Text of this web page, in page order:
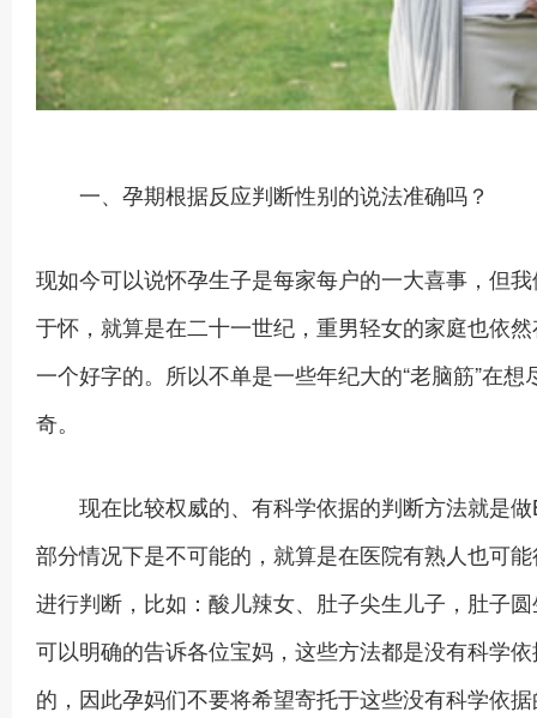
一、孕期根据反应判断性别的说法准确吗？
现如今可以说怀孕生子是每家每户的一大喜事，但
于怀，就算是在二十一世纪，重男轻女的家庭也依
一个好字的。所以不单是一些年纪大的“老脑筋”在
奇。
现在比较权威的、有科学依据的判断方法就是做
部分情况下是不可能的，就算是在医院有熟人也可
进行判断，比如：酸儿辣女、肚子尖生儿子，肚子
可以明确的告诉各位宝妈，这些方法都是没有科学
的，因此孕妈们不要将希望寄托于这些没有科学依